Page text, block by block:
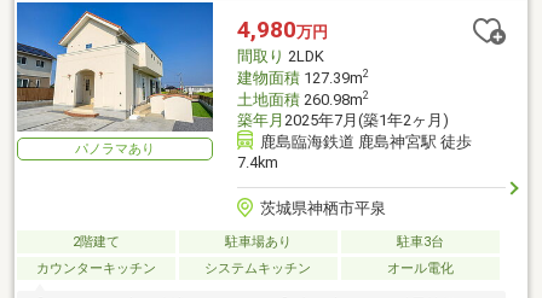
パノラマあり
4,980万円
間取り 2LDK
建物面積127.39m2
土地面積260.98m2
築年月 2025年7月(築1年2ヶ月)
鹿島臨海鉄道 鹿島神宮駅 徒歩
7.4km
茨城県神栖市平泉
2階建て 駐車場あり
駐車3台
カウンターキッチン
システムキッチン オール電化